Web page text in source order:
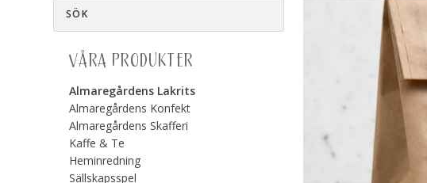
VÅRA PRODUKTER
Almaregårdens Lakrits
Almaregårdens Konfekt
Almaregårdens Skafferi
Kaffe & Te
Heminredning
Sällskapsspel